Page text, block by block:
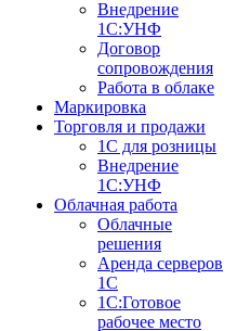
Внедрение
1С:УНФ
Договор
сопровождения
Работа в облаке
Маркировка
Торговля и продажи
1С для розницы
Внедрение
1С:УНФ
Облачная работа
Облачные
решения
Аренда серверов
1С
1C:Готовое
рабочее место